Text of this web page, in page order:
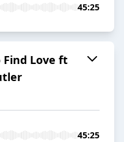
45:25
Find Love ft
45:25